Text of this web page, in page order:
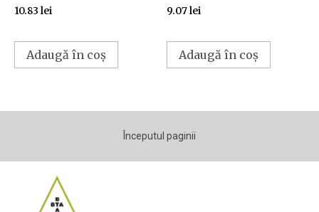
10.83 lei
Adaugă în coș
9.07lei
Adaugă în coș
Începutul paginii